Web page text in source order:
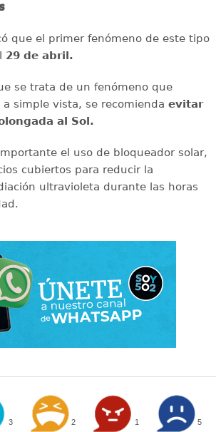
que el primer fenómeno de este tipo
29 de abril.
se trata de un fenómeno que
simple vista, se recomienda evitar
al Sol.
el uso de bloqueador solar,
cubiertos para reducir la
ultravioleta durante las horas
3 2 1 5